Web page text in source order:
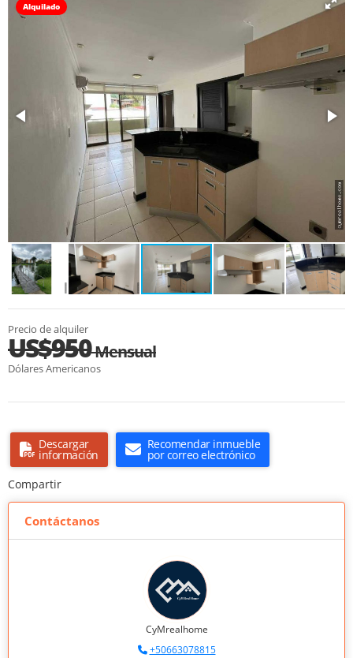
Alquilado
Precio de alquiler
US$950Mensual
Dólares Americanos
Descargar
información
Recomendar inmueble
por correo electrónico
Compartir
Contáctanos
CyMrealhome
+50663078815